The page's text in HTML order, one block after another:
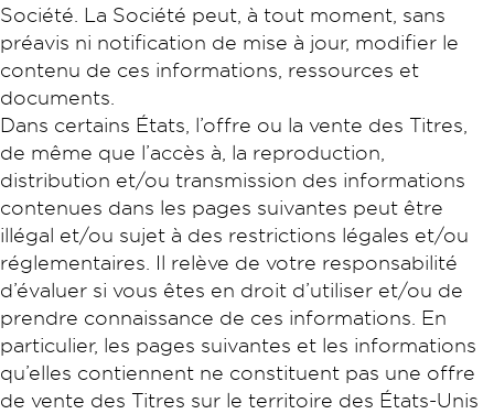
Société. La Société peut, à tout moment, sans
préavis ni notification de mise à jour, modifier le
contenu de ces informations, ressources et
documents.
Dans certains États, l’offre ou la vente des Titres,
de même que l’accès à, la reproduction,
distribution et/ou transmission des informations
contenues dans les pages suivantes peut être
illégal et/ou sujet à des restrictions légales et/ou
réglementaires. Il relève de votre responsabilité
d’évaluer si vous êtes en droit d’utiliser et/ou de
prendre connaissance de ces informations. En
particulier, les pages suivantes et les informations
qu’elles contiennent ne constituent pas une offre
de vente des Titres sur le territoire des États-Unis